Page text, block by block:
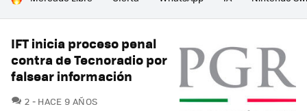
IFT inicia proceso penal
contra de Tecnoradio por
falsear información
2 COMENTARIOS
HACE 9 AÑOS